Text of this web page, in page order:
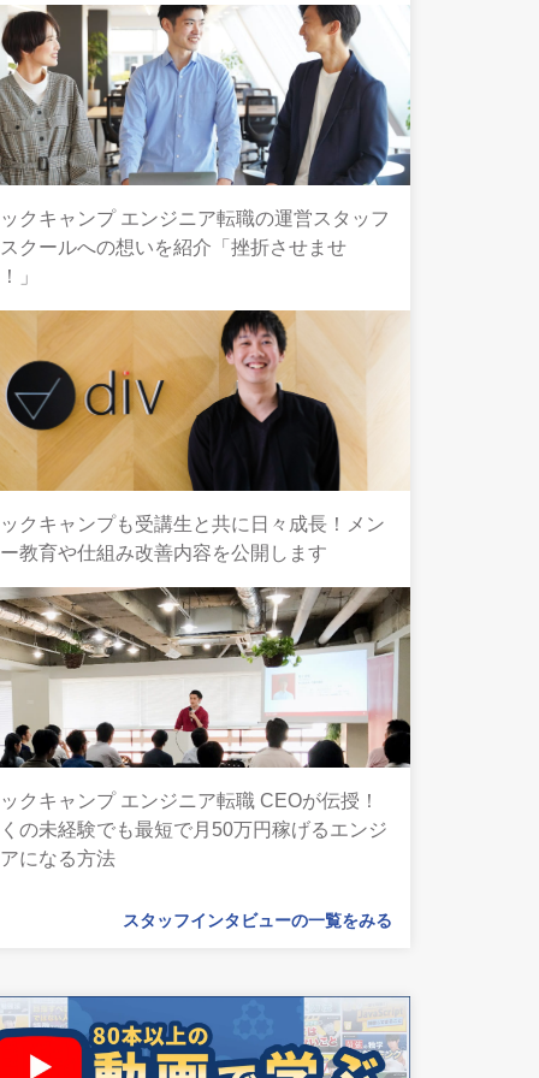
クキャンプ エンジニア転職の運営スタッフ
クールへの想いを紹介「挫折させませ
」
クキャンプも受講生と共に日々成長！メン
教育や仕組み改善内容を公開します
クキャンプ エンジニア転職 CEOが伝授！
の未経験でも最短で月50万円稼げるエンジ
になる方法
スタッフインタビューの一覧をみる